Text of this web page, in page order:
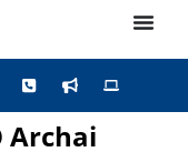
Archai